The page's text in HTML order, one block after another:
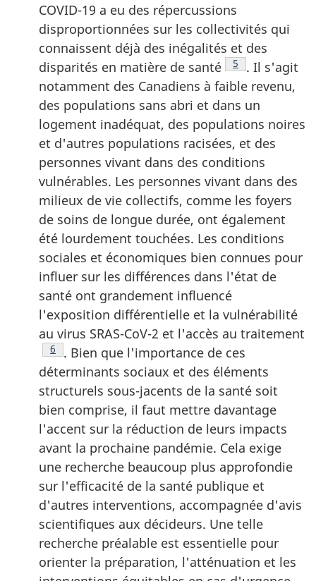
COVID-19 a eu des répercussions
disproportionnées sur les collectivités qui
connaissent déjà des inégalités et des
disparités en matière de santé
Note de bas de
5
. Il s'agit
notamment des Canadiens à faible revenu,
des populations sans abri et dans un
logement inadéquat, des populations noires
et d'autres populations racisées, et des
personnes vivant dans des conditions
vulnérables. Les personnes vivant dans des
milieux de vie collectifs, comme les foyers
de soins de longue durée, ont également
été lourdement touchées. Les conditions
sociales et économiques bien connues pour
influer sur les différences dans l'état de
santé ont grandement influencé
l'exposition différentielle et la vulnérabilité
au virus SRAS-CoV-2 et l'accès au traitement
Note de bas de page
6
. Bien que l'importance de ces
déterminants sociaux et des éléments
structurels sous-jacents de la santé soit
bien comprise, il faut mettre davantage
l'accent sur la réduction de leurs impacts
avant la prochaine pandémie. Cela exige
une recherche beaucoup plus approfondie
sur l'efficacité de la santé publique et
d'autres interventions, accompagnée d'avis
scientifiques aux décideurs. Une telle
recherche préalable est essentielle pour
orienter la préparation, l'atténuation et les